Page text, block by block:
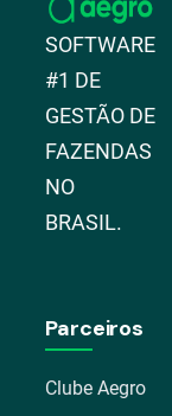
SOFTWARE
#1 DE
GESTÃO DE
FAZENDAS
NO
BRASIL.
Parceiros
Clube Aegro